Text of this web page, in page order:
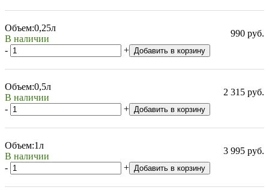
Объем:0,25л
В наличии
990 руб.
-
+ Добавить в корзину
Объем:0,5л
В наличии
2 315 руб.
-
+ Добавить в корзину
Объем:1л
В наличии
3 995 руб.
-
+ Добавить в корзину